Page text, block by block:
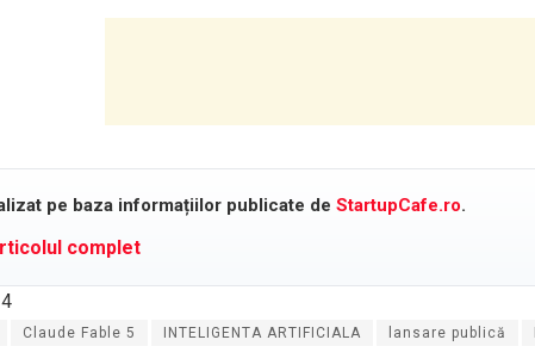
pe baza informațiilor publicate deStartupCafe.ro.
complet
Claude Fable 5 INTELIGENTA ARTIFICIALA lansare publică